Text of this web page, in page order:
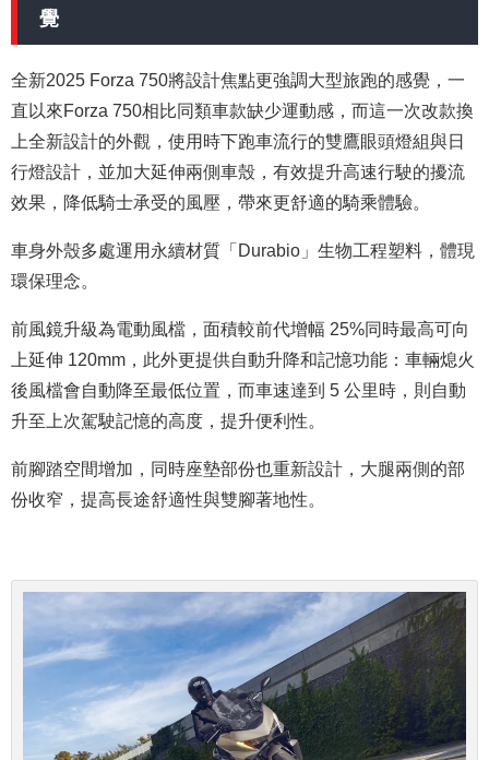
覺
全新2025 Forza 750將設計焦點更強調大型旅跑的感覺，一
直以來Forza 750相比同類車款缺少運動感，而這一次改款換
上全新設計的外觀，使用時下跑車流行的雙鷹眼頭燈組與日
行燈設計， 並加大延伸兩側車殼，有效提升高速行駛的擾流
效果，降低騎士承受的風壓，帶來更舒適的騎乘體驗。
車身外殼多處運用永續材質「Durabio」生物工程塑料，體現
環保理念。
前風鏡升級為電動風檔，面積較前代增幅 25%同時最高可向
上延伸 120mm，此外更提供自動升降和記憶功能：車輛熄火
後風檔會自動降至最低位置，而車速達到 5 公里時，則自動
升至上次駕駛記憶的高度，提升便利性。
前腳踏空間增加，同時座墊部份也重新設計，大腿兩側的部
份收窄，提高長途舒適性與雙腳著地性。